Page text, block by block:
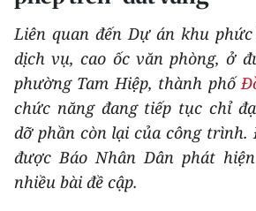
GIÁO DỤC
Y TẾ
KHOA HỌC - CÔNG NGHỆ
MÔI TRƯỜNG
Liên quan đến Dự án khu
dịch vụ, cao ốc văn phòng, ở
phường Tam Hiệp, thành phố
chức năng đang tiếp tục chỉ
dỡ phần còn lại của công trình.
được Báo Nhân Dân phát
nhiều bài đề cập.